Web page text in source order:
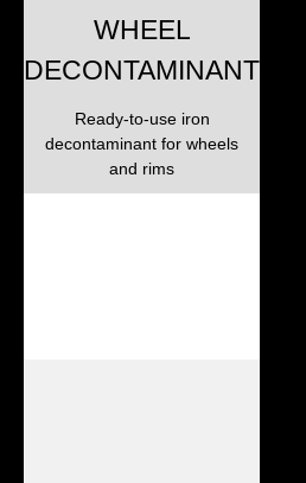
WHEEL
DECONTAMINANT
Ready-to-use iron
decontaminant for wheels
and rims